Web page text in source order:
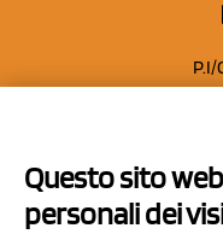
P.I/
Capitale
Questo sito
personali dei